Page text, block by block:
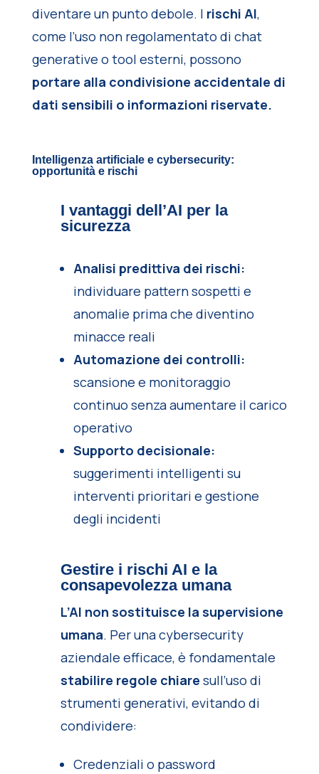
diventare un punto debole. I rischi AI,
come l’uso non regolamentato di chat
generative o tool esterni, possono
portare alla condivisione accidentale di
dati sensibili o informazioni riservate.
Intelligenza artificiale e cybersecurity:
opportunità e rischi
I vantaggi dell’AI per la
sicurezza
Analisi predittiva dei rischi:
individuare pattern sospetti e
anomalie prima che diventino
minacce reali
Automazione dei controlli:
scansione e monitoraggio
continuo senza aumentare il carico
operativo
Supporto decisionale:
suggerimenti intelligenti su
interventi prioritari e gestione
degli incidenti
Gestire i rischi AI e la
consapevolezza umana
L’AI non sostituisce la supervisione
umana. Per una cybersecurity
aziendale efficace, è fondamentale
stabilire regole chiare sull’uso di
strumenti generativi, evitando di
condividere:
Credenziali o password